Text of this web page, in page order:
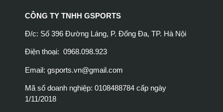
CÔNG TY TNHH GSPORTS
Đ/c: Số 396 Đường Láng, P. Đống Đa, TP. Hà Nội
Điện thoại: 0968.098.923
Email: gsports.vn@gmail.com
Mã số doanh nghiệp: 0108488784 cấp ngày
1/11/2018